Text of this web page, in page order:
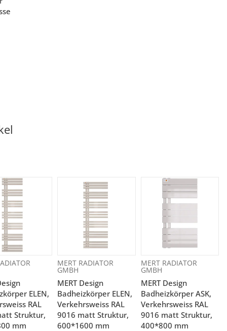
ELEN,
RAL
Struktur,
mm
MERT RADIATOR
GMBH
MERT Design
Badheizkörper ELEN,
Verkehrsweiss RAL
9016 matt Struktur,
600*1600 mm
MERT RADIATOR
GMBH
MERT Design
Badheizkörper ASK,
Verkehrsweiss RAL
9016 matt Struktur,
400*800 mm